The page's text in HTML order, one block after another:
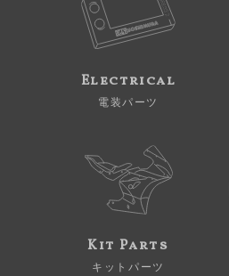
Electrical
電装パーツ
Kit Parts
キットパーツ